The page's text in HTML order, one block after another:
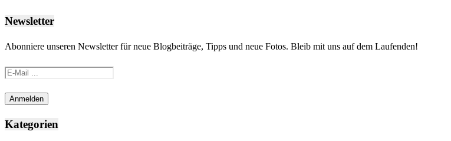
Newsletter
Abonniere unseren Newsletter für neue Blogbeiträge, Tipps und neue Fotos. Bleib mit uns auf dem Laufenden!
Kategorien